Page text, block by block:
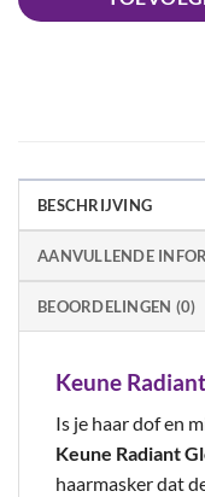
BESCHRIJVING
AANVULLENDE
BEOORDELINGEN (0)
Keune
Is je haar dof en
Keune Radiant
haarmasker dat